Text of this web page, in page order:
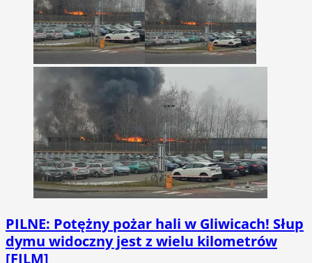
PILNE: Potężny pożar hali w Gliwicach! Słup
dymu widoczny jest z wielu kilometrów
[FILM]